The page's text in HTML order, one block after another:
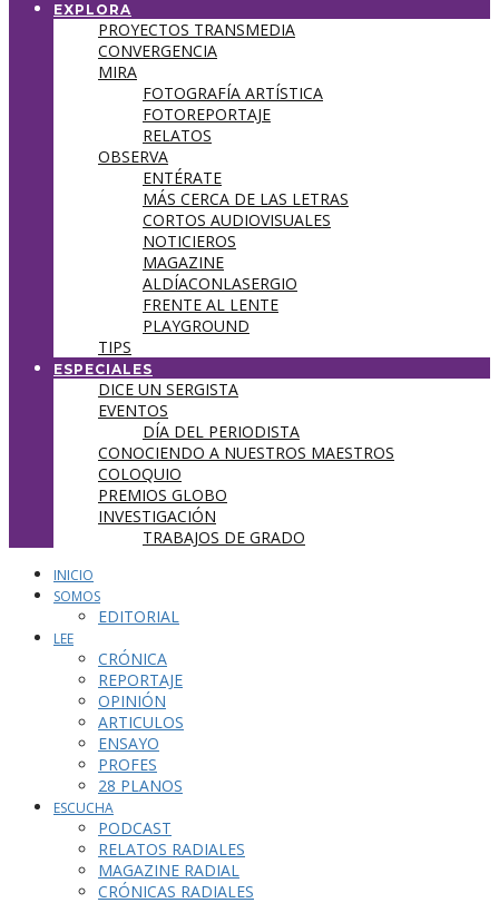
EXPLORA
PROYECTOS TRANSMEDIA
CONVERGENCIA
MIRA
FOTOGRAFÍA ARTÍSTICA
FOTOREPORTAJE
RELATOS
OBSERVA
ENTÉRATE
MÁS CERCA DE LAS LETRAS
CORTOS AUDIOVISUALES
NOTICIEROS
MAGAZINE
ALDÍACONLASERGIO
FRENTE AL LENTE
PLAYGROUND
TIPS
ESPECIALES
DICE UN SERGISTA
EVENTOS
DÍA DEL PERIODISTA
CONOCIENDO A NUESTROS MAESTROS
COLOQUIO
PREMIOS GLOBO
INVESTIGACIÓN
TRABAJOS DE GRADO
INICIO
SOMOS
EDITORIAL
LEE
CRÓNICA
REPORTAJE
OPINIÓN
ARTICULOS
ENSAYO
PROFES
28 PLANOS
ESCUCHA
PODCAST
RELATOS RADIALES
MAGAZINE RADIAL
CRÓNICAS RADIALES